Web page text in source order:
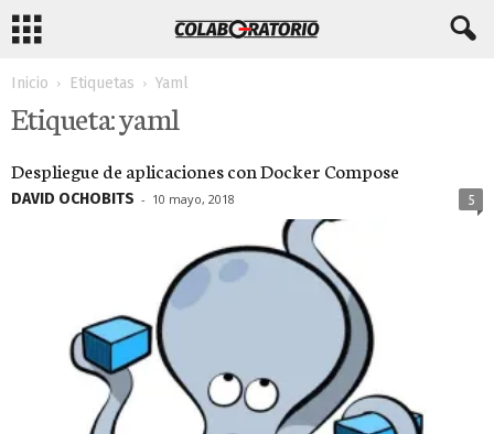
Inicio Etiquetas Yaml
Etiqueta: yaml
Despliegue de aplicaciones con Docker Compose
DAVID OCHOBITS - 10 mayo, 2018 5